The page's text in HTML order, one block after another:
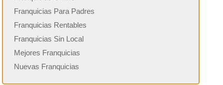
Franquicias Para Padres
Franquicias Rentables
Franquicias Sin Local
Mejores Franquicias
Nuevas Franquicias